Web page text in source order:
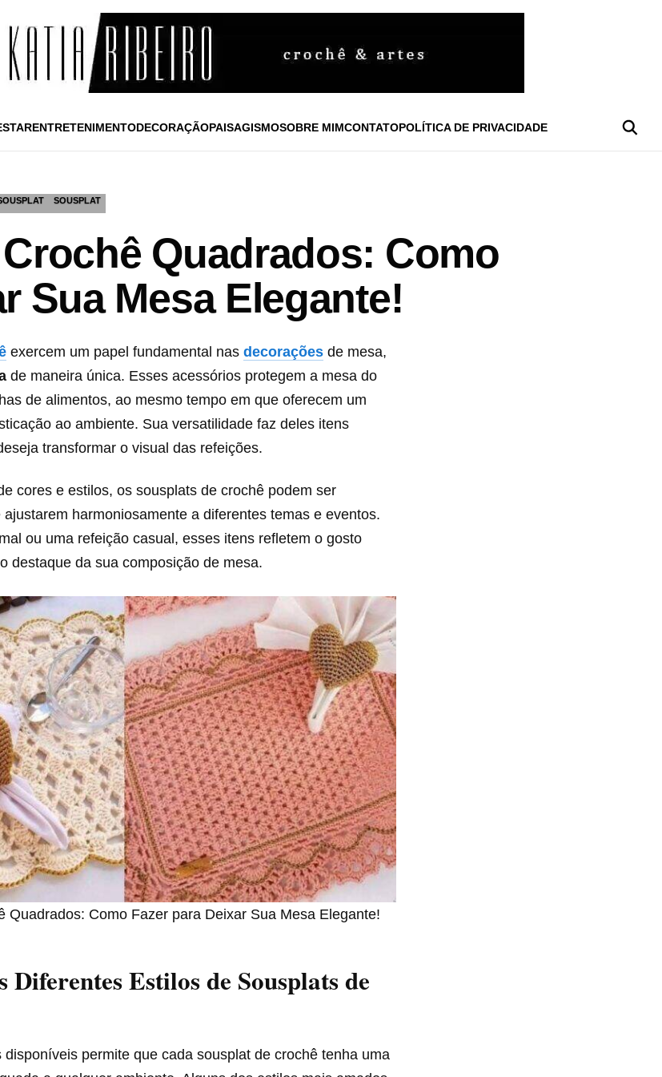
ENTRETENIMENTODECORAÇÃOPAISAGISMOSOBRE MIMCONTATOPOLÍTICA DE PRIVACIDADE
SOUSPLAT
Quadrados: Como
Sua Mesa Elegante!
exercem um papel fundamental nas decorações de mesa,
de maneira única. Esses acessórios protegem a mesa do
de alimentos, ao mesmo tempo em que oferecem um
ao ambiente. Sua versatilidade faz deles itens
transformar o visual das refeições.
cores e estilos, os sousplats de crochê podem ser
harmoniosamente a diferentes temas e eventos.
ou uma refeição casual, esses itens refletem o gosto
destaque da sua composição de mesa.
Quadrados: Como Fazer para Deixar Sua Mesa Elegante!
Estilos de Sousplats de
disponíveis permite que cada sousplat de crochê tenha uma